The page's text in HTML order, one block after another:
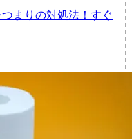
まりの対処法！すぐ